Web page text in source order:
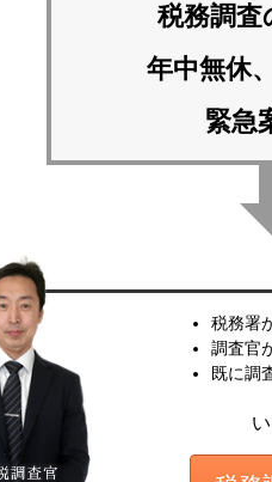
税務調査
年中無休
緊急
税務署
調査官
既に調